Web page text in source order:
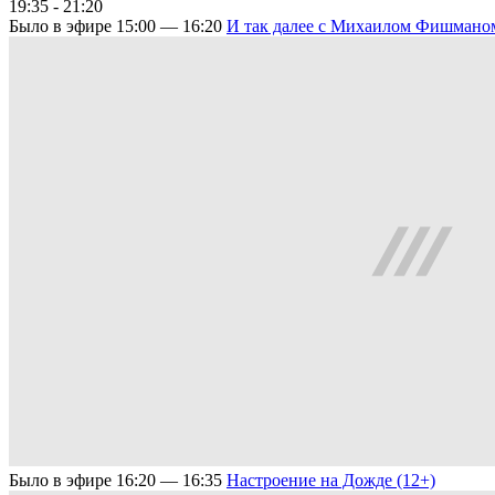
19:35 - 21:20
Было в эфире 15:00 — 16:20 И так далее с Михаилом
Было в эфире 16:20 — 16:35 Настроение на Дожде (12+)